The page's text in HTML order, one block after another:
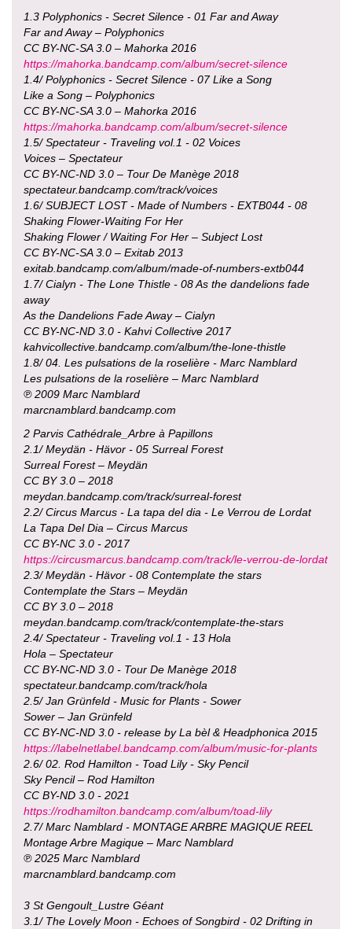
1.3 Polyphonics - Secret Silence - 01 Far and Away
Far and Away – Polyphonics
CC BY-NC-SA 3.0 – Mahorka 2016
https://mahorka.bandcamp.com/album/secret-silence
1.4/ Polyphonics - Secret Silence - 07 Like a Song
Like a Song – Polyphonics
CC BY-NC-SA 3.0 – Mahorka 2016
https://mahorka.bandcamp.com/album/secret-silence
1.5/ Spectateur - Traveling vol.1 - 02 Voices
Voices – Spectateur
CC BY-NC-ND 3.0 – Tour De Manège 2018
spectateur.bandcamp.com/track/voices
1.6/ SUBJECT LOST - Made of Numbers - EXTB044 - 08
Shaking Flower-Waiting For Her
Shaking Flower / Waiting For Her – Subject Lost
CC BY-NC-SA 3.0 – Exitab 2013
exitab.bandcamp.com/album/made-of-numbers-extb044
1.7/ Cialyn - The Lone Thistle - 08 As the dandelions fade
away
As the Dandelions Fade Away – Cialyn
CC BY-NC-ND 3.0 - Kahvi Collective 2017
kahvicollective.bandcamp.com/album/the-lone-thistle
1.8/ 04. Les pulsations de la roselière - Marc Namblard
Les pulsations de la roselière – Marc Namblard
℗ 2009 Marc Namblard
marcnamblard.bandcamp.com
2 Parvis Cathédrale_Arbre à Papillons
2.1/ Meydän - Hävor - 05 Surreal Forest
Surreal Forest – Meydän
CC BY 3.0 – 2018
meydan.bandcamp.com/track/surreal-forest
2.2/ Circus Marcus - La tapa del dia - Le Verrou de Lordat
La Tapa Del Dia – Circus Marcus
CC BY-NC 3.0 - 2017
https://circusmarcus.bandcamp.com/track/le-verrou-de-lordat
2.3/ Meydän - Hävor - 08 Contemplate the stars
Contemplate the Stars – Meydän
CC BY 3.0 – 2018
meydan.bandcamp.com/track/contemplate-the-stars
2.4/ Spectateur - Traveling vol.1 - 13 Hola
Hola – Spectateur
CC BY-NC-ND 3.0 - Tour De Manège 2018
spectateur.bandcamp.com/track/hola
2.5/ Jan Grünfeld - Music for Plants - Sower
Sower – Jan Grünfeld
CC BY-NC-ND 3.0 - release by La bèl & Headphonica 2015
https://labelnetlabel.bandcamp.com/album/music-for-plants
2.6/ 02. Rod Hamilton - Toad Lily - Sky Pencil
Sky Pencil – Rod Hamilton
CC BY-ND 3.0 - 2021
https://rodhamilton.bandcamp.com/album/toad-lily
2.7/ Marc Namblard - MONTAGE ARBRE MAGIQUE REEL
Montage Arbre Magique – Marc Namblard
℗ 2025 Marc Namblard
marcnamblard.bandcamp.com
3 St Gengoult_Lustre Géant
3.1/ The Lovely Moon - Echoes of Songbird - 02 Drifting in